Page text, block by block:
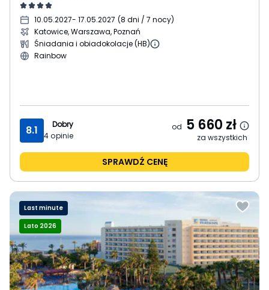
10.05.2027- 17.05.2027 (8 dni / 7 nocy)
Katowice, Warszawa, Poznań
Śniadania i obiadokolacje (HB)
Rainbow
8.1
Dobry
4 opinie
od 5 660 zł
za wszystkich
SPRAWDŹ CENĘ
Last minute
Lato 2026